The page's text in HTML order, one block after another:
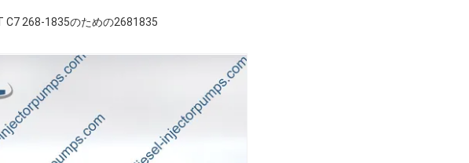
268-1835のための2681835